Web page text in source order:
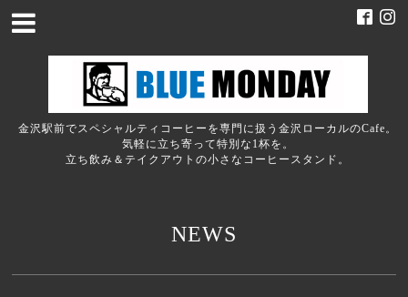
金沢駅前でスペシャルティコーヒーを専門に扱う金沢ローカルのCafe。
気軽に立ち寄って特別な1杯を。
立ち飲み＆テイクアウトの小さなコーヒースタンド。
NEWS